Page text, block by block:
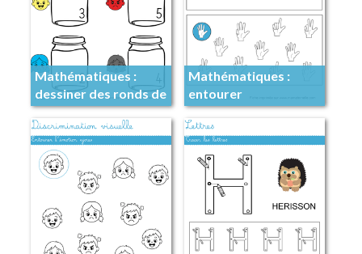
Mathématiques :
dessiner des ronds de
couleur
Mathématiques :
entourer